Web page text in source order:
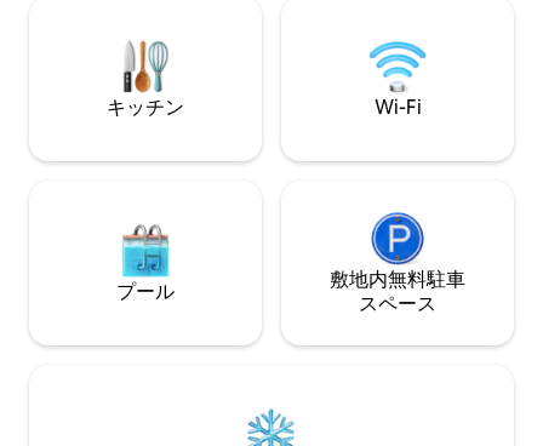
山籠（さんろう）と名付けました。この
宿を隠れ家のようなものとして、選りす
ぐりの民芸品や器も楽しんでいただける
ようにと思いを込めています。 一日一組
間を提供します。友達や家族、カップル
出深い時間をお過ごしください。※宿泊中
は完全に貸切状態で、他のゲストはいま
になりますが、入館後必ずホストが直接
案内を致します。その他、滞在中は何で
てリノベーション
までのご家族やグ
広くご利用いただ
は変わりません） 【他のゲストハウスに
した奥座敷と縁側
広々とした畳の間
らお寛ぎください
ングルームは、
できます。 【長期滞在に対応】 デスク、
チェアー、ホワイ
用いただけます。
キッチン Wi-Fi
プール
敷地内無料駐⁠車
ス⁠ペ⁠ー⁠ス